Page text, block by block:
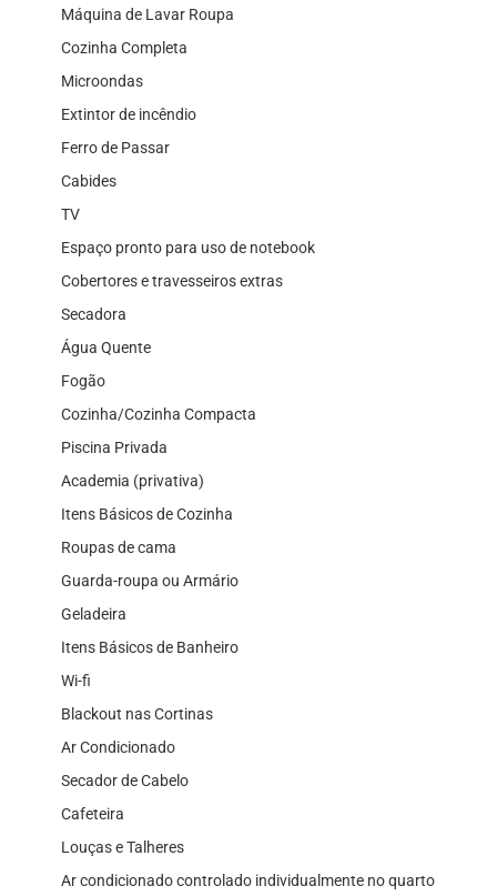
Máquina de Lavar Roupa
Cozinha Completa
Microondas
Extintor de incêndio
Ferro de Passar
Cabides
TV
Espaço pronto para uso de notebook
Cobertores e travesseiros extras
Secadora
Água Quente
Fogão
Cozinha/Cozinha Compacta
Piscina Privada
Academia (privativa)
Itens Básicos de Cozinha
Roupas de cama
Guarda-roupa ou Armário
Geladeira
Itens Básicos de Banheiro
Wi-fi
Blackout nas Cortinas
Ar Condicionado
Secador de Cabelo
Cafeteira
Louças e Talheres
Ar condicionado controlado individualmente no quarto